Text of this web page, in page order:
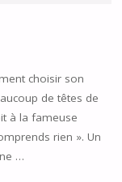
choisir son
de têtes de
à la fameuse
rien ». Un
…